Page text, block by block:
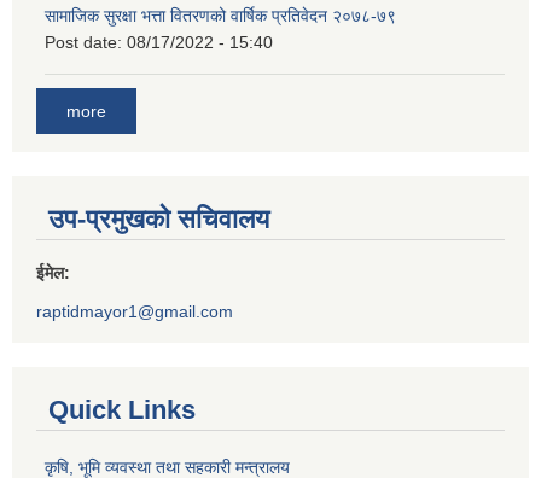
सामाजिक सुरक्षा भत्ता वितरणको वार्षिक प्रतिवेदन २०७८-७९
Post date: 08/17/2022 - 15:40
more
उप-प्रमुखको सचिवालय
ईमेल:
raptidmayor1@gmail.com
Quick Links
कृषि, भूमि व्यवस्था तथा सहकारी मन्त्रालय